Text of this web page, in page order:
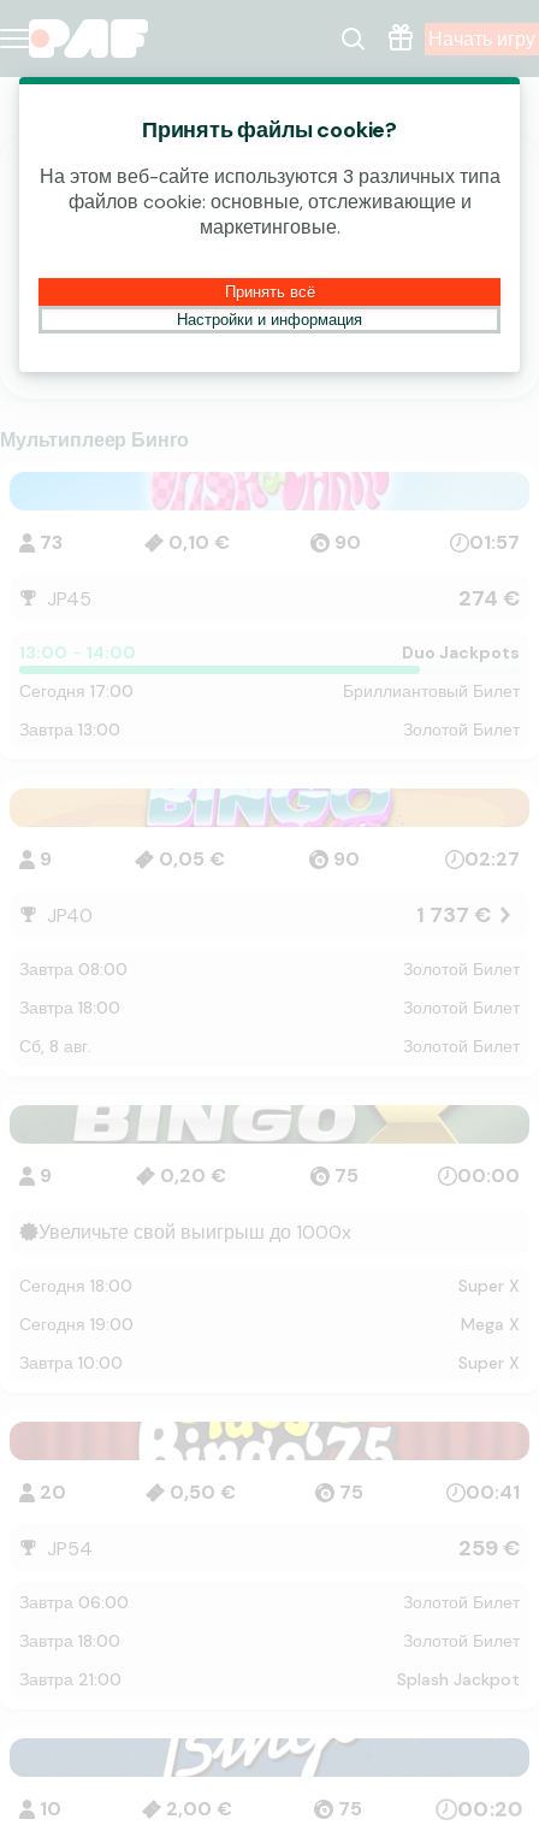
Начать игру
ДВОЙНЫЕ ДЖЕКПОТЫ €50 И
€100
Играть
Мультиплеер Бинго
73 0,10 € 90 01:57
JP45 274 €
13:00 - 14:00
Duo Jackpots
сегодня 17:00
Бриллиантовый Билет
завтра 13:00
Золотой Билет
9 0,05 € 90 02:27
JP40 1 737 €
завтра 08:00
Золотой Билет
завтра 18:00
Золотой Билет
сб, 8 авг.
Золотой Билет
9 0,20 € 75 00:00
Увеличьте свой выигрыш до 1000x
сегодня 18:00
Super X
сегодня 19:00
Mega X
завтра 10:00
Super X
20 0,50 € 75 00:41
JP54 259 €
завтра 06:00
Золотой Билет
завтра 18:00
Золотой Билет
завтра 21:00
Splash Jackpot
10 2,00 € 75 00:20
Принять файлы cookie?
На этом веб-сайте используются 3 различных типа
файлов cookie: основные, отслеживающие и
маркетинговые.
Принять всё
Настройки и информация